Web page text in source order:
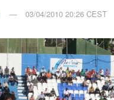
03/04/2010 20:26 CEST